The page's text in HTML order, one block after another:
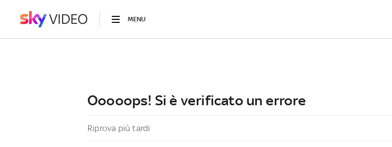
MENU
Ooooops! Si è verificato un errore
Riprova più tardi